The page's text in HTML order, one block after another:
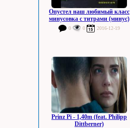
Опустел наш любимый класс
минусовка с титрами (минус)
0 0 2016-12-19
Prinz Pi - 1,40m (feat. Philipp
Dittberner)